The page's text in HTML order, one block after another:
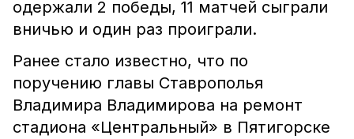
одержали 2 победы, 11 матчей сыграли
вничью и один раз проиграли.
Ранее стало известно, что по
поручению главы Ставрополья
Владимира Владимирова на ремонт
стадиона «Центральный» в Пятигорске